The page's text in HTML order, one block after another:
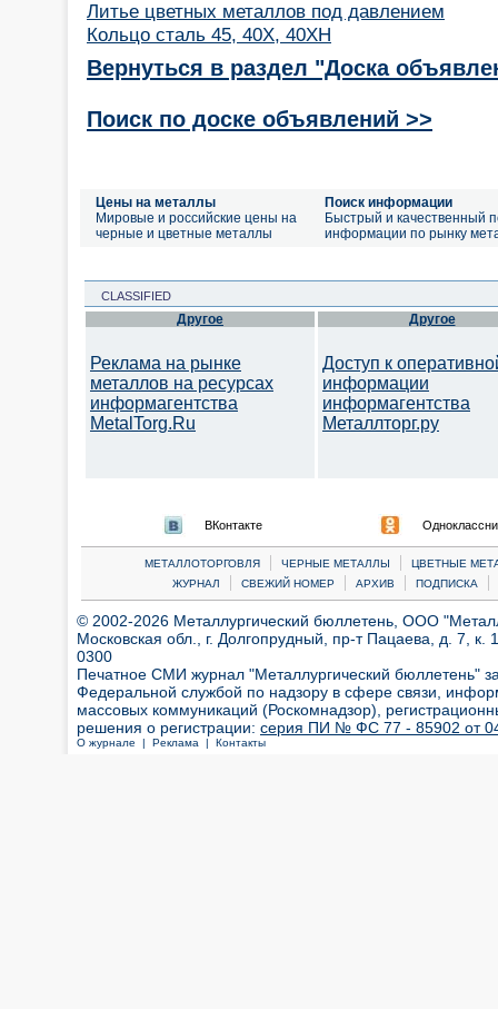
Литье цветных металлов под давлением
Кольцо сталь 45, 40Х, 40ХН
Вернуться в раздел "Доска
Поиск по доске объявлений >>
Цены на металлы
Мировые и российские цены на
черные и цветные металлы
Поиск информации
Быстрый и качественный
информации по рынку
CLASSIFIED
Другое
Реклама на рынке
металлов на ресурсах
информагентства
MetalTorg.Ru
Другое
Доступ к
информации
информагентства
Металлторг.ру
ВКонтакте
МЕТАЛЛОТОРГОВЛЯ | ЧЕРНЫЕ МЕТАЛЛЫ |
ЦВЕТНЫЕ
ЖУРНАЛ
| СВЕЖИЙ НОМЕР | АРХИВ | ПОДПИСКА |
© 2002-2026 Металлургический бюллетень, ООО
Московская обл., г. Долгопрудный, пр-т Пацаева, д. 7,
0300
Печатное СМИ журнал "Металлургический бюллетень"
Федеральной службой по надзору в сфере связи,
массовых коммуникаций (Роскомнадзор),
решения о регистрации: серия ПИ № ФС 77 - 85902 от 04
О журнале | Реклама | Контакты